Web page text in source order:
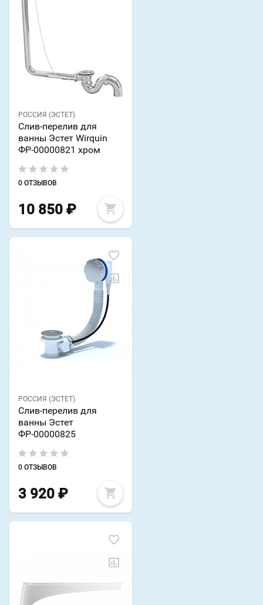
РОССИЯ (ЭСТЕТ)
Слив-перелив для
ванны Эстет Wirquin
ФР-00000821 хром
0 ОТЗЫВОВ
10 850 ₽
РОССИЯ (ЭСТЕТ)
Слив-перелив для
ванны Эстет
ФР-00000825
0 ОТЗЫВОВ
3 920 ₽